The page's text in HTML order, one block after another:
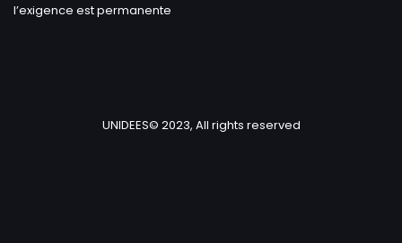
l’exigence est permanente
UNIDEES© 2023, All rights reserved